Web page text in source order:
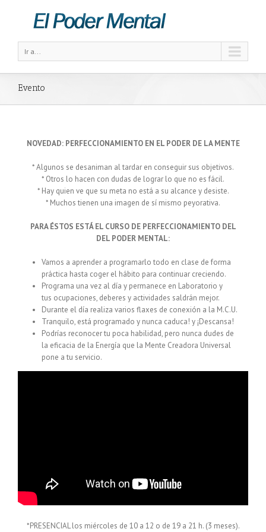
Ir a...
Evento
NOVEDAD: PERFECCIONAMIENTO EN EL PODER DE LA MENTE
* Algunos se desaniman al tardar en conseguir sus objetivos.
* Otros lo hacen con dudas de lograr lo que no es fácil.
* Hay quien ve que su meta no está a su alcance y desiste.
* Muchos tienen una imagen de sí mismo peyorativa.
PARA ÉSTOS ESTÁ EL CURSO DE PERFECCIONAMIENTO DEL
DEL PODER MENTAL:
Vamos a aprender a programarlo todo en clase de forma
práctica hasta coger el hábito para continuar creciendo.
Programa una vez al día y permanece en Laboratorio y
tus ocupaciones, deberes y actividades saldrán mejor.
Durante el día realiza varios flaxes de conexión a la M.C.U.
Tranquilo, está programado y nunca caduca! y ¡Descansa!
Podrías reconocer tu poca habilidad, pero nunca dudes de
la eficacia de la Energía que la Mente Creadora Universal
pone a tu servicio.
*PRESENCIAL los miércoles de 10 a 12 o de 19 a 21 h. (3 meses).